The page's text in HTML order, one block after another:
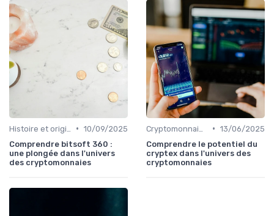
• 10/09/2025
Comprendre bitsoft 360 :
une plongée dans l'univers
des cryptomonnaies
• 13/06/2025
Comprendre le potentiel du
cryptex dans l'univers des
cryptomonnaies